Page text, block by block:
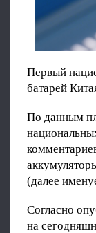
Первый
батарей
По данным
(далее
Согласно
на